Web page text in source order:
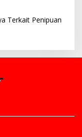
Terkait Penipuan